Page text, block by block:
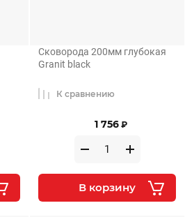
Сковорода 200мм глубокая
Granit black
1 756 ₽
К сравнению
В корзину